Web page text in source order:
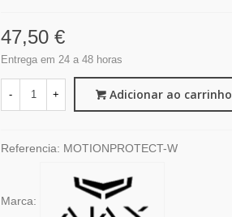
47,50 €
Entrega em 24 a 48 horas
- + Adicionar ao carrinho
Referencia: MOTIONPROTECT-W
Marca: